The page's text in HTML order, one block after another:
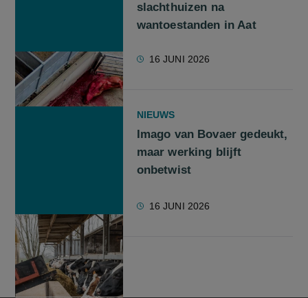
slachthuizen na
wantoestanden in Aat
16 JUNI 2026
NIEUWS
Imago van Bovaer gedeukt,
maar werking blijft
onbetwist
16 JUNI 2026